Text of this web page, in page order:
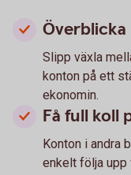
Överblicka
Slipp växla
konton på ett
ekonomin.
Få full koll
Konton i andra
enkelt följa upp